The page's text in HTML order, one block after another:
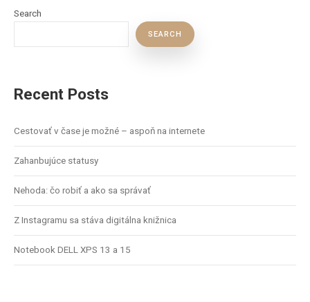
Search
SEARCH
Recent Posts
Cestovať v čase je možné – aspoň na internete
Zahanbujúce statusy
Nehoda: čo robiť a ako sa správať
Z Instagramu sa stáva digitálna knižnica
Notebook DELL XPS 13 a 15